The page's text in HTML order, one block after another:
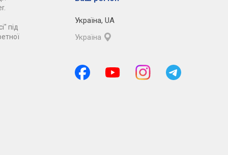
під
Україна, UA
Україна